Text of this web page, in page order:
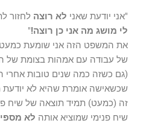
"אני יודעת שאני לא רוצה לחזור
לי מושג מה אני כן רוצה!"
את המשפט הזה אני שומעת כמעט
של עבודה עם אמהות בצומת של
(גם כשזה כמה שנים טובות אחרי
שכשאישה אומרת שהיא לא יודעת
זה (כמעט) תמיד תוצאה של שיח
שיח פנימי שמוציא אותה לא